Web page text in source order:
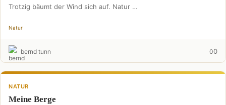
Trotzig bäumt der Wind sich auf. Natur …
Natur
bernd tunn 00
NATUR
Meine Berge